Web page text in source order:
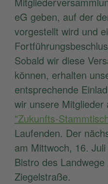
eG geben, auf der
vorgestellt wird und
Sobald wir diese
können, erhalten
entsprechende
wir unsere
"Zukunfts-
Laufenden. Der
am Mittwoch, 16.
Bistro des
Ziegelstraße.